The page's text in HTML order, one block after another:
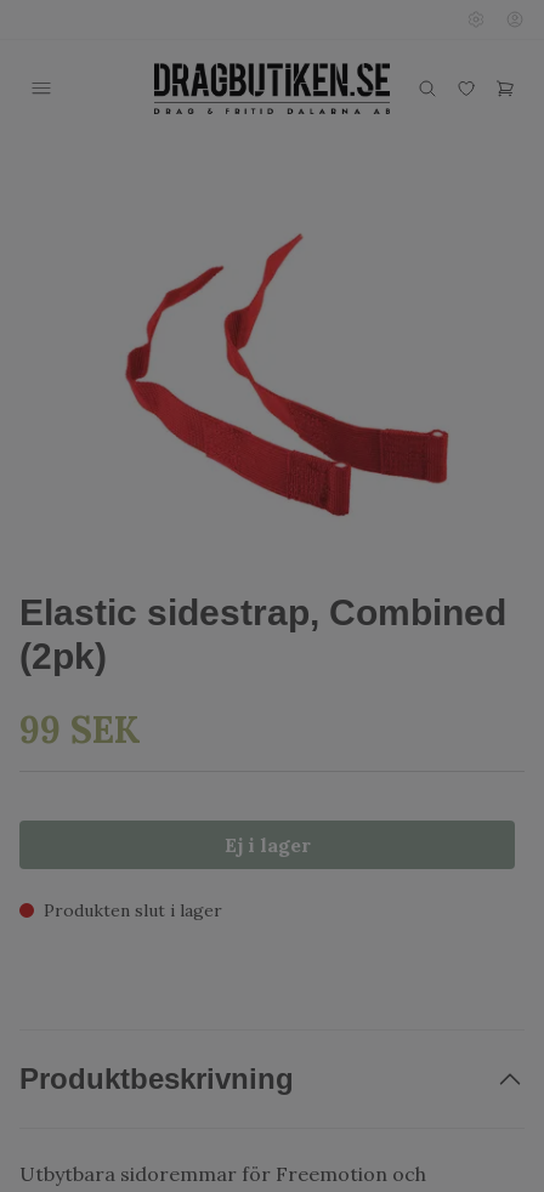
Elastic sidestrap, Combined
(2pk)
99 SEK
Ej i lager
Produkten slut i lager
Produktbeskrivning
Utbytbara sidoremmar för Freemotion och